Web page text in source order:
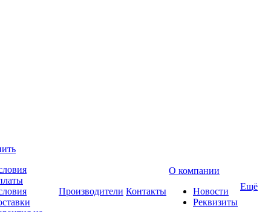
Производители Контакты
О компании
Новости
Реквизиты
Ещё